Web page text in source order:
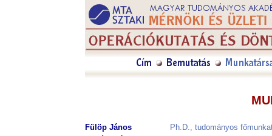
Fülöp János
Ph.D., tudományos